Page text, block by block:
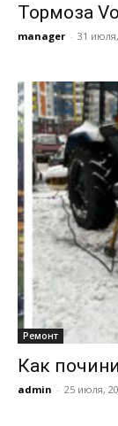
Тормоза
manager - 31
Ремонт
Как
admin - 25 июля,